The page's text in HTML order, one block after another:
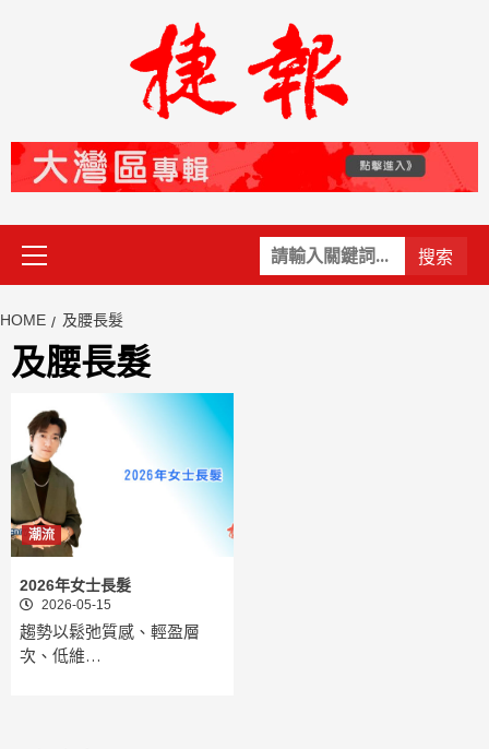
關
鍵
Primary
Menu
HOME 及腰長髮
及腰長髮
潮流
2026年女士長髮
2026-05-15
趨勢以鬆弛質感、輕盈層
次、低維…